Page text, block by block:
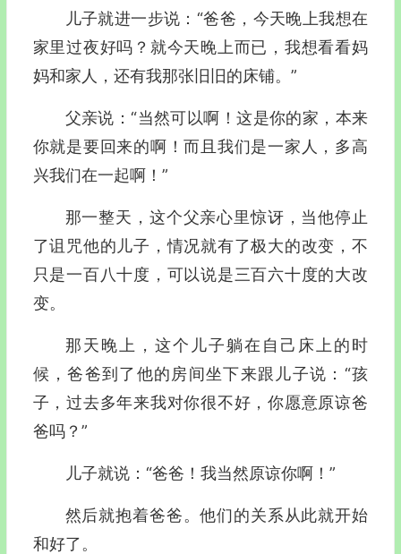
儿子就进一步说：“爸爸，今天晚上我想在
家里过夜好吗？就今天晚上而已，我想看看妈
妈和家人，还有我那张旧旧的床铺。”
父亲说：“当然可以啊！这是你的家，本来
你就是要回来的啊！而且我们是一家人，多高
兴我们在一起啊！”
那一整天，这个父亲心里惊讶，当他停止
了诅咒他的儿子，情况就有了极大的改变，不
只是一百八十度，可以说是三百六十度的大改
变。
那天晚上，这个儿子躺在自己床上的时
候，爸爸到了他的房间坐下来跟儿子说：“孩
子，过去多年来我对你很不好，你愿意原谅爸
爸吗？”
儿子就说：“爸爸！我当然原谅你啊！”
然后就抱着爸爸。他们的关系从此就开始
和好了。